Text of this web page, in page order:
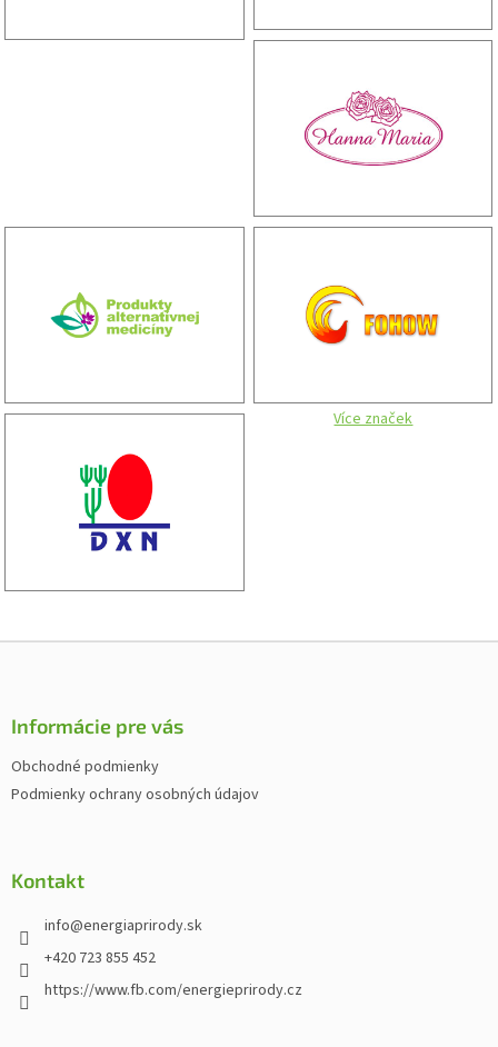
Více značek
Z
Informácie pre vás
Obchodné podmienky
Podmienky ochrany osobných údajov
Kontakt
info@energiaprirody.sk
+420 723 855 452
https://www.fb.com/energieprirody.cz